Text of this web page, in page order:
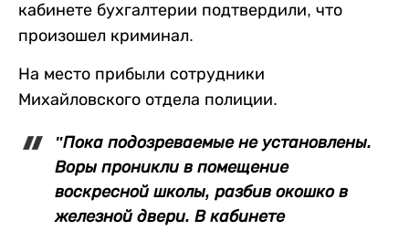
кабинете бухгалтерии подтвердили, что
произошел криминал.
На место прибыли сотрудники
Михайловского отдела полиции.
"Пока подозреваемые не установлены.
Воры проникли в помещение
воскресной школы, разбив окошко в
железной двери. В кабинете